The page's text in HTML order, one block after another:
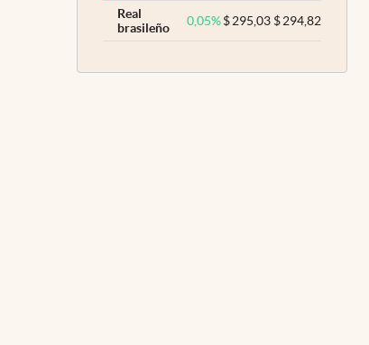
Real
brasileño
0,05% $295,03 $294,82